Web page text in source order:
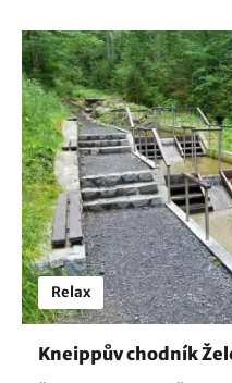
Relax
Kneippův chodník